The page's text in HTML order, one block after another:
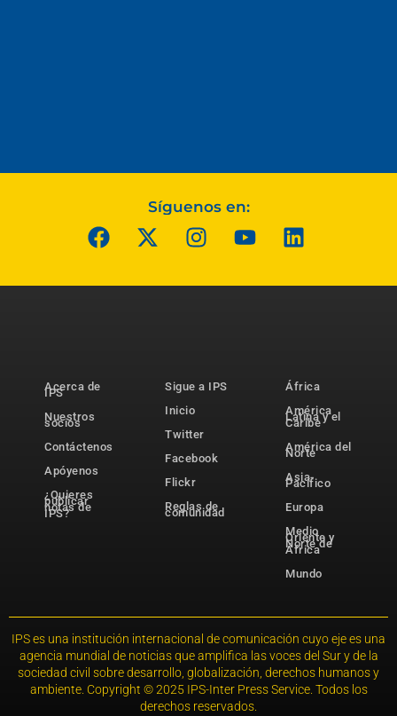
Síguenos en:
Acerca de
IPS
Nuestros
socios
Contáctenos
Apóyenos
¿Quieres
publicar
notas de
IPS?
Sigue a IPS
Inicio
Twitter
Facebook
Flickr
Reglas de
comunidad
África
América
Latina y el
Caribe
América del
Norte
Asia-
Pacífico
Europa
Medio
Oriente y
Norte de
África
Mundo
IPS es una institución internacional de comunicación cuyo eje es una
agencia mundial de noticias que amplifica las voces del Sur y de la
sociedad civil sobre desarrollo, globalización, derechos humanos y
ambiente. Copyright © 2025 IPS-Inter Press Service. Todos los
derechos reservados.